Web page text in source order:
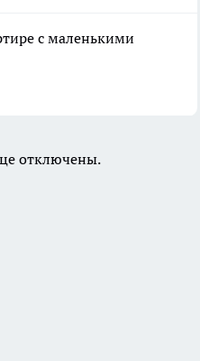
с маленькими
отключены.